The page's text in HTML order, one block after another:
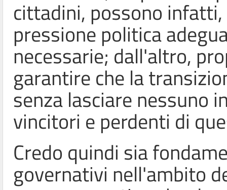
cittadini, possono
pressione politica
necessarie; dall'altro,
garantire che la
senza lasciare nessuno
vincitori e perdenti di
Credo quindi sia
governativi nell'ambito